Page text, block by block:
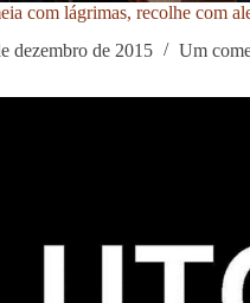
com lágrimas, recolhe com
dezembro de 2015
Um